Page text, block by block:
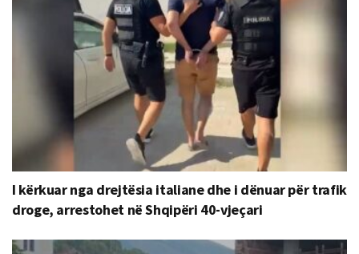
I kërkuar nga drejtësia italiane dhe i dënuar për trafik
droge, arrestohet në Shqipëri 40-vjeçari